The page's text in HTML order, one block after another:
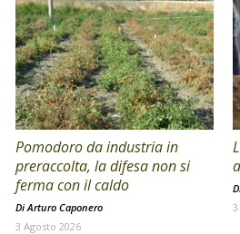
Pomodoro da industria in
preraccolta, la difesa non si
ferma con il caldo
Di Arturo Caponero
3 Agosto 2026